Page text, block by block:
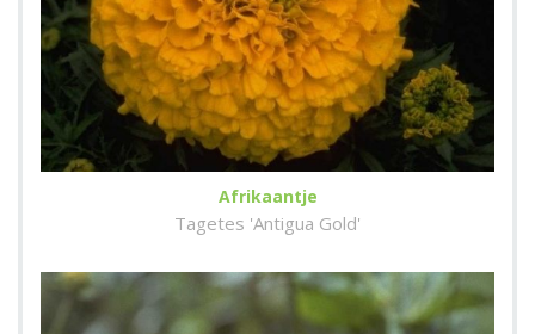
Afrikaantje
Tagetes 'Antigua Gold'